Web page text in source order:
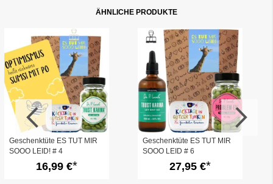
ÄHNLICHE PRODUKTE
Geschenktüte ES TUT MIR
SOOO LEID! # 4
16,99 €
Geschenktüte ES TUT MIR
SOOO LEID # 6
27,95 €